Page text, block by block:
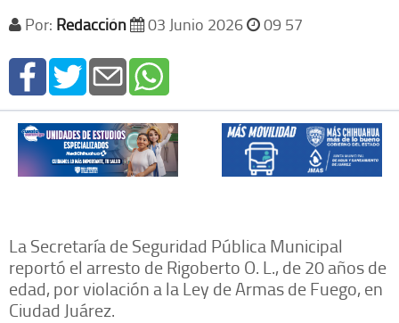
Por: Redacción 03 Junio 2026 09 57
La Secretaría de Seguridad Pública Municipal
reportó el arresto de Rigoberto O. L., de 20 años de
edad, por violación a la Ley de Armas de Fuego, en
Ciudad Juárez.